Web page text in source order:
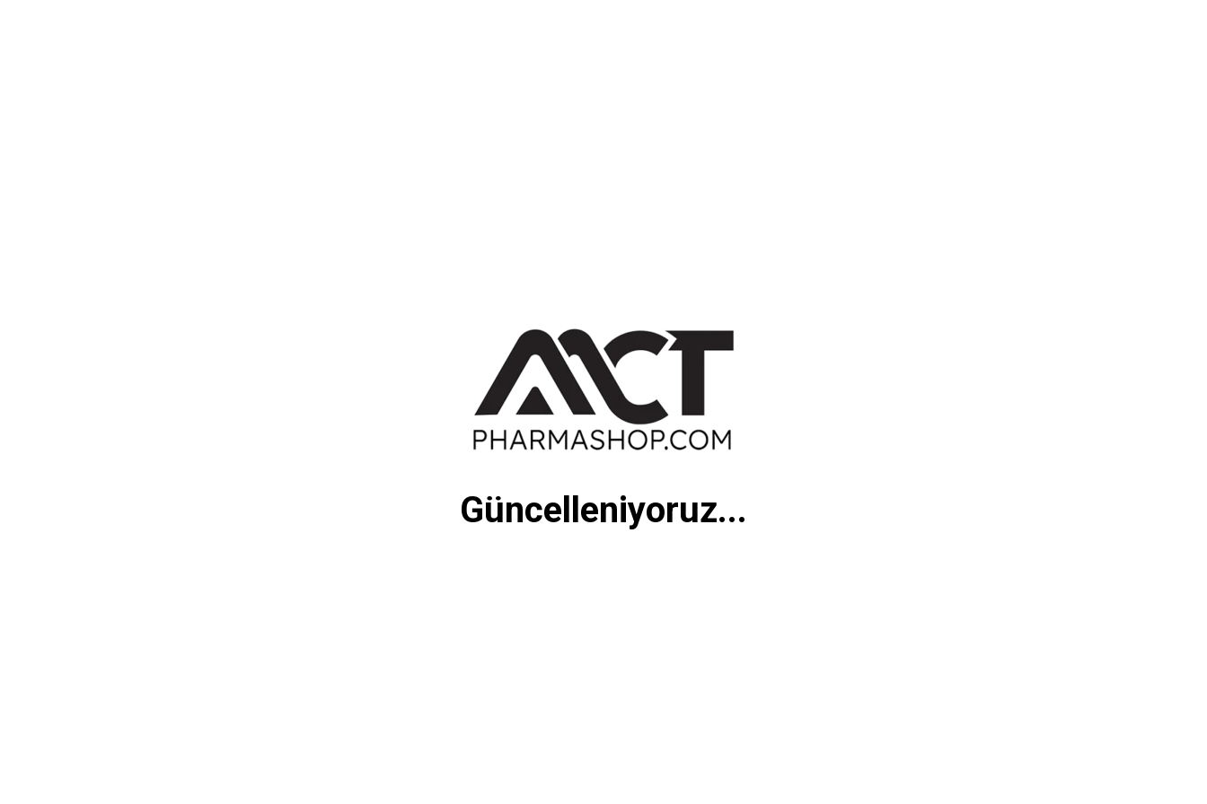
Güncelleniyoruz...